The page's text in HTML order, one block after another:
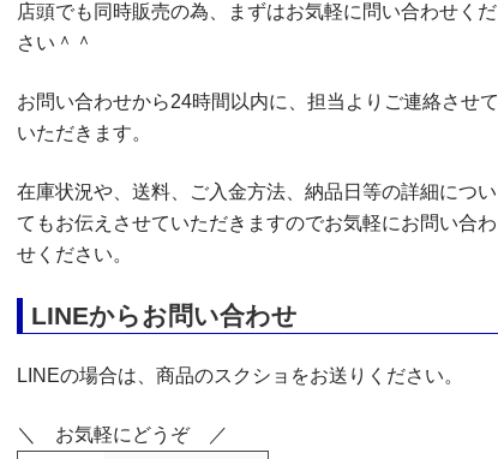
店頭でも同時販売の為、まずはお気軽に問い合わせくだ
さい＾＾
お問い合わせから24時間以内に、担当よりご連絡させて
いただきます。
在庫状況や、送料、ご入金方法、納品日等の詳細につい
てもお伝えさせていただきますのでお気軽にお問い合わ
せください。
LINEからお問い合わせ
LINEの場合は、商品のスクショをお送りください。
＼ お気軽にどうぞ ／